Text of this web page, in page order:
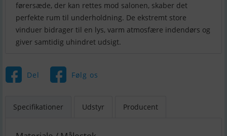
førersæde, der kan rettes mod salonen, skaber det
perfekte rum til underholdning. De ekstremt store
vinduer bidrager til en lys, varm atmosfære indendørs og
giver samtidig uhindret udsigt.
Del Følg os
Specifikationer Udstyr Producent